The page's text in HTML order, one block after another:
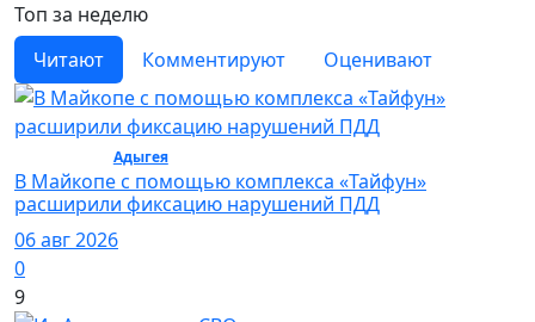
Топ за неделю
Читают
Комментируют Оценивают
Адыгея/ Общество
В Майкопе с помощью комплекса «Тайфун»
расширили фиксацию нарушений ПДД
06 авг 2026
0
9